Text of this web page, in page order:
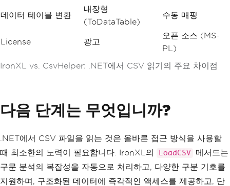
IronXL vs. CsvHelper: .NET에서 CSV 읽기의 주요 차이점
데이터 테이블 변환
내장형
(ToDataTable)
수동 매핑
License 광고
오픈 소스 (MS-
PL)
다음 단계는 무엇입니까?
.NET에서 CSV 파일을 읽는 것은 올바른 접근 방식을 사용할
때 최소한의 노력이 필요합니다. IronXL의
LoadCSV
메서드는
구문 분석의 복잡성을 자동으로 처리하고, 다양한 구분 기호를
지원하며, 구조화된 데이터에 즉각적인 액세스를 제공하고, 단